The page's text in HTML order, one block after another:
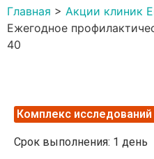
Главная > Акции клиник
Ежегодное
40
Комплекс исследований
Срок выполнения: 1 день